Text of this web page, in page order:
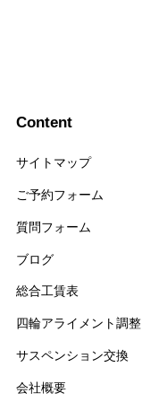
Content
サイトマップ
ご予約フォーム
質問フォーム
ブログ
総合工賃表
四輪アライメント調整
サスペンション交換
会社概要